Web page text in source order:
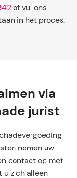
of vul ons
in het proces.
via
jurist
nemen uw
contact op met
u zich alleen